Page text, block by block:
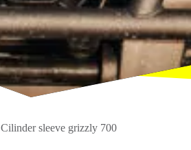
Cilinder sleeve grizzly 700